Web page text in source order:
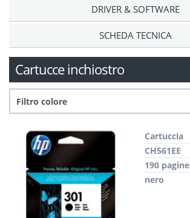
DRIVER & SOFTWARE
SCHEDA TECNICA
Cartucce inchiostro
Cartuccia
CH561EE
190 pagine
nero